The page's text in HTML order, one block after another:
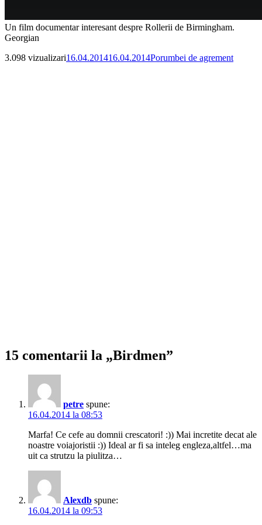
Un film documentar interesant despre Rollerii de Birmingham.
Georgian
3.098 vizualizariPublicat
16.04.201416.04.2014Categorii
Porumbei de agrement
15 comentarii la „Birdmen”
petre spune:
16.04.2014 la 08:53
Marfa! Ce cefe au domnii crescatori! :)) Mai incretite decat ale
noastre voiajoristii :)) Ideal ar fi sa inteleg engleza,altfel…ma
uit ca strutzu la piulitza…
Alexdb spune:
16.04.2014 la 09:53